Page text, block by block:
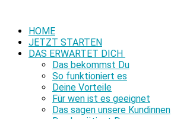
HOME
JETZT STARTEN
DAS ERWARTET DICH
Das bekommst Du
So funktioniert es
Deine Vorteile
Für wen ist es geeignet
Das sagen unsere Kundinnen